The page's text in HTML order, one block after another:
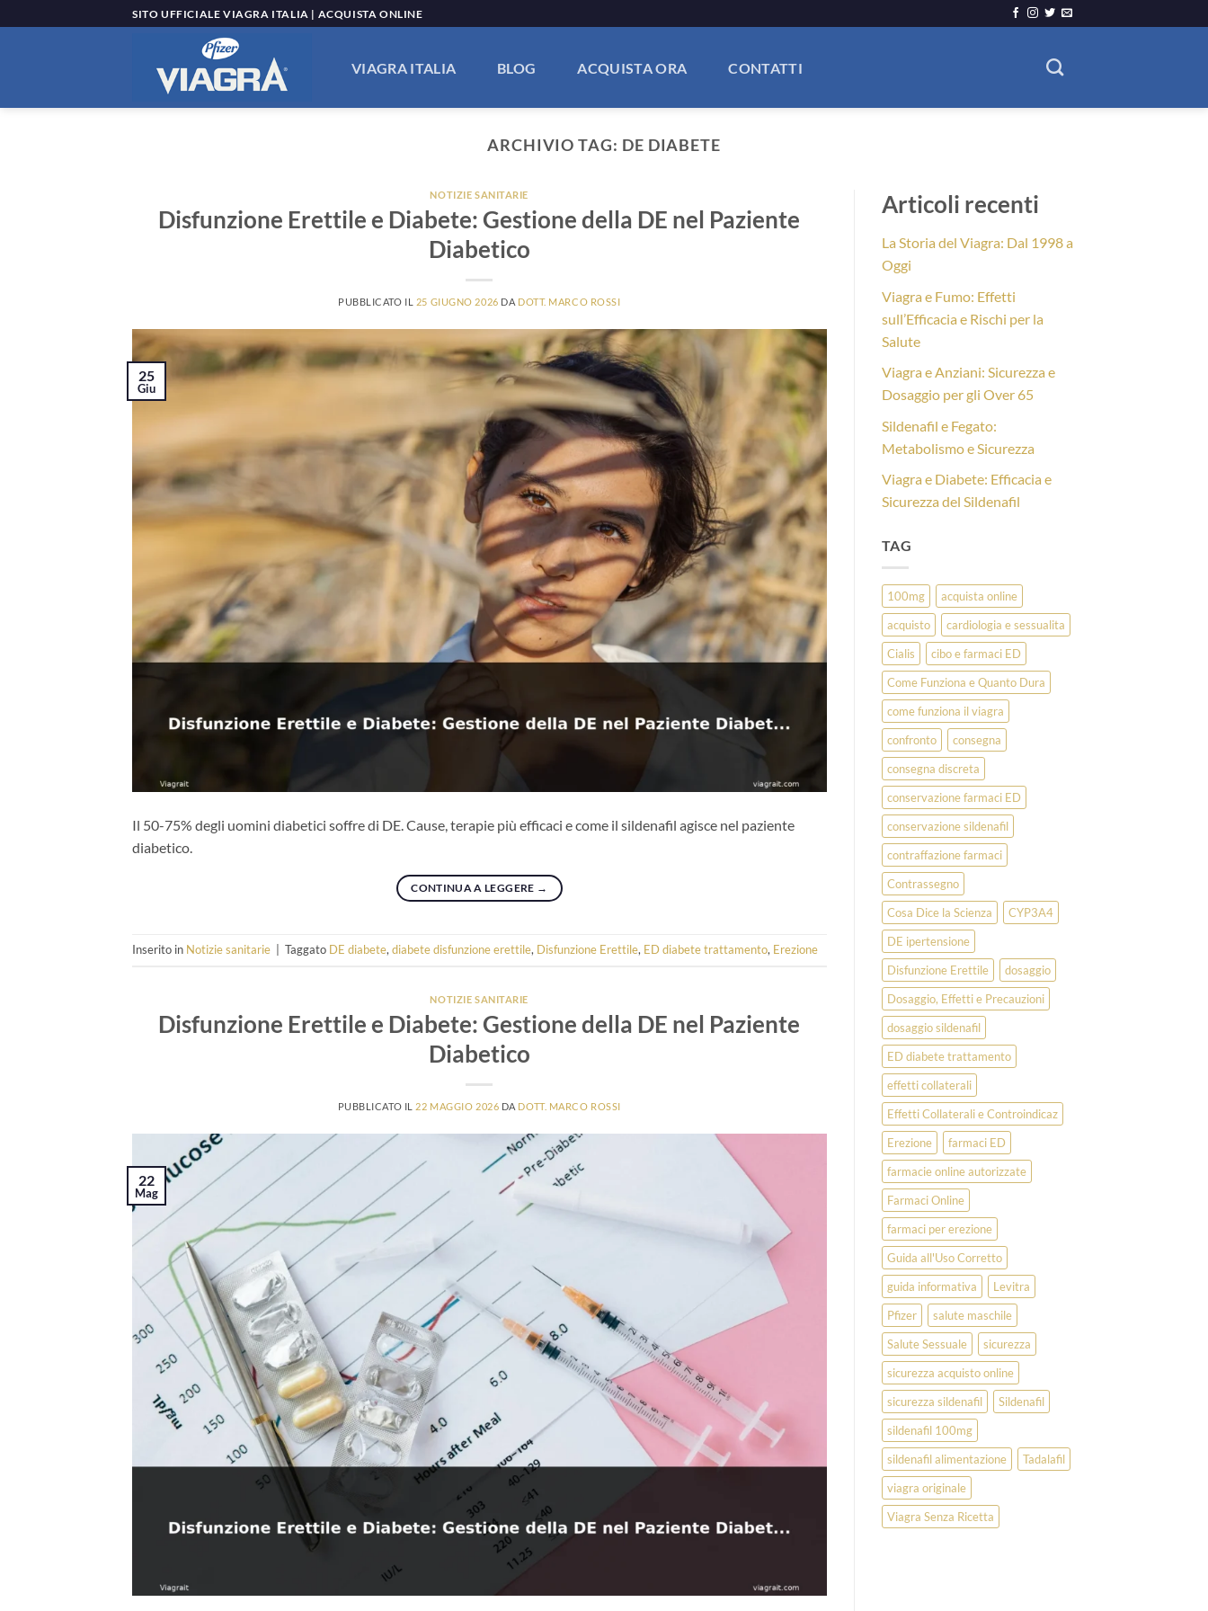
ai
SITO UFFICIALE VIAGRA ITALIA | ACQUISTA ONLINE
VIAGRA ITALIA BLOG ACQUISTA ORA CONTATTI
ARCHIVIO TAG: DE DIABETE
NOTIZIE SANITARIE
Disfunzione Erettile e Diabete: Gestione della DE nel Paziente
Diabetico
PUBBLICATO IL 25 GIUGNO 2026 DA DOTT. MARCO ROSSI
25
Giu
Il 50-75% degli uomini diabetici soffre di DE. Cause, terapie più efficaci e come il sildenafil agisce nel paziente
diabetico.
CONTINUA A LEGGERE →
Inserito in Notizie sanitarie Taggato DE diabete,diabete disfunzione erettile, Disfunzione Erettile, ED diabete trattamento, Erezione
NOTIZIE SANITARIE
Disfunzione Erettile e Diabete: Gestione della DE nel Paziente
Diabetico
PUBBLICATO IL 22 MAGGIO 2026 DA DOTT. MARCO ROSSI
22
Mag
Articoli recenti
La Storia del Viagra: Dal 1998 a
Oggi
Viagra e Fumo: Effetti
sull’Efficacia e Rischi per la
Salute
Viagra e Anziani: Sicurezza e
Dosaggio per gli Over 65
Sildenafil e Fegato:
Metabolismo e Sicurezza
Viagra e Diabete: Efficacia e
Sicurezza del Sildenafil
TAG
100mg
acquista online
acquisto
cardiologia e sessualita
Cialis
cibo e farmaci ED
Come Funziona e Quanto Dura
come funziona il viagra
confronto
consegna
consegna discreta
conservazione farmaci ED
conservazione sildenafil
contraffazione farmaci
Contrassegno
Cosa Dice la Scienza
CYP3A4
DE ipertensione
Disfunzione Erettile
dosaggio
Dosaggio, Effetti e Precauzioni
dosaggio sildenafil
ED diabete trattamento
effetti collaterali
Effetti Collaterali e Controindicaz
Erezione
farmaci ED
farmacie online autorizzate
Farmaci Online
farmaci per erezione
Guida all'Uso Corretto
guida informativa
Levitra
Pfizer
salute maschile
Salute Sessuale
sicurezza
sicurezza acquisto online
sicurezza sildenafil
Sildenafil
sildenafil 100mg
sildenafil alimentazione
Tadalafil
viagra originale
Viagra Senza Ricetta